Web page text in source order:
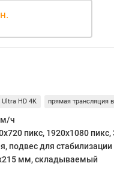
цена
вес
таких
Ultra HD 4K прямая трансляция
ч
пикс, 1920x1080
подвес для стабилизации
мм, складываемый